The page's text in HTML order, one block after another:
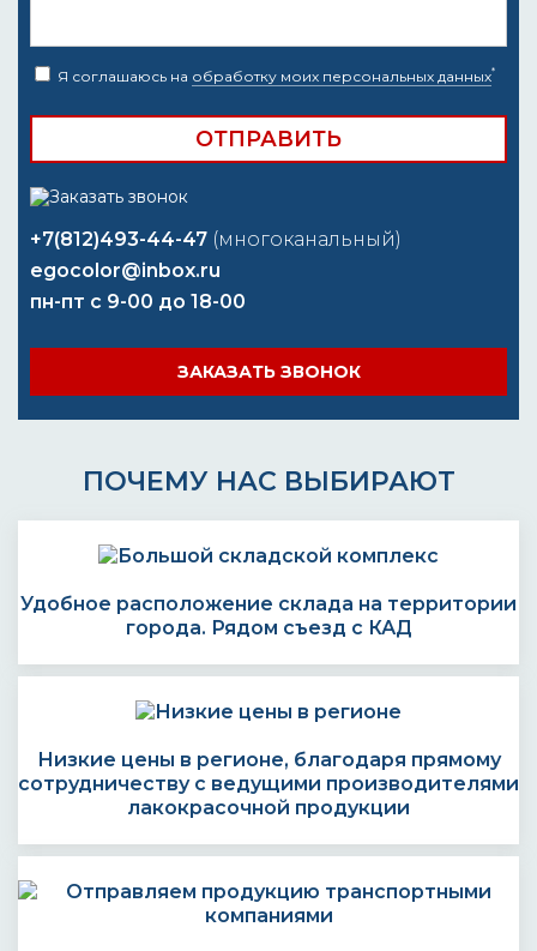
Я соглашаюсь на обработку моих персональных данных*
+7(812)493-44-47 (многоканальный)
egocolor@inbox.ru
пн-пт с 9-00 до 18-00
ЗАКАЗАТЬ ЗВОНОК
ПОЧЕМУ НАС ВЫБИРАЮТ
Удобное расположение склада на территории
города. Рядом съезд с КАД
Низкие цены в регионе, благодаря прямому
сотрудничеству с ведущими производителями
лакокрасочной продукции